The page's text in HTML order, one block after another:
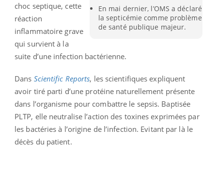
En mai dernier, l’OMS a déclaré
la septicémie comme problème
de santé publique majeur.
choc septique, cette
réaction
inflammatoire grave
qui survient à la
suite d’une infection bactérienne.
Dans Scientific Reports, les scientifiques expliquent
avoir tiré parti d’une protéine naturellement présente
dans l’organisme pour combattre le sepsis. Baptisée
PLTP, elle neutralise l’action des toxines exprimées par
les bactéries à l’origine de l’infection. Evitant par là le
décès du patient.